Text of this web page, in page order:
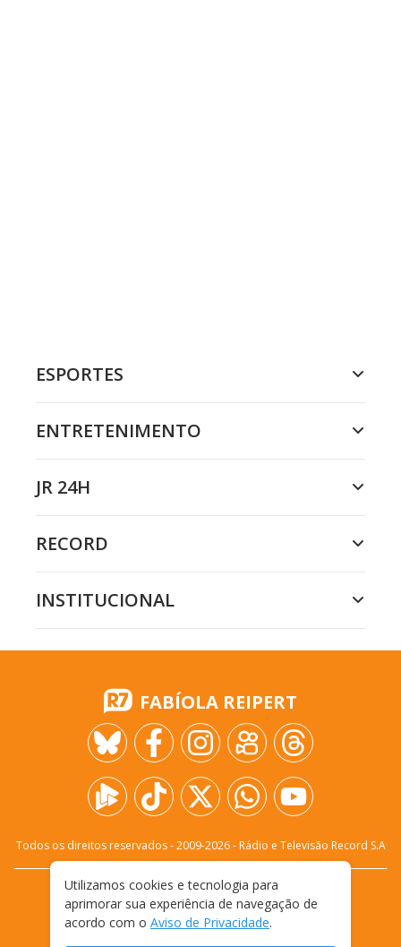
ESPORTES
ENTRETENIMENTO
JR 24H
RECORD
INSTITUCIONAL
FABÍOLA REIPERT
Todos os direitos reservados - 2009-2026- Rádio e Televisão Record S.A
FALE CONOSCO
PRIVACIDADE
TERMOS E CONDIÇÕES DE USO
Utilizamos cookies e tecnologia para
aprimorar sua experiência de navegação de
acordo com o Aviso de Privacidade.